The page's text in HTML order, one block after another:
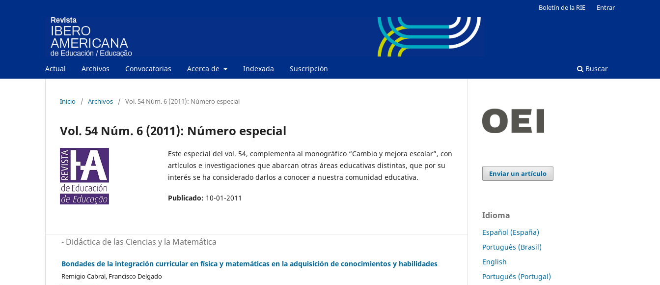
Actual Archivos Convocatorias Acerca de Indexada Suscripción Buscar
Boletín de la RIE Entrar
Inicio / Archivos / Vol. 54 Núm. 6 (2011): Número especial
Vol. 54 Núm. 6 (2011): Número especial
Este especial del vol. 54, complementa al monográfico “Cambio y mejora escolar”, con
artículos e investigaciones que abarcan otras áreas educativas distintas, que por su
interés se ha considerado darlos a conocer a nuestra comunidad educativa.
Publicado: 10-01-2011
- Didáctica de las Ciencias y la Matemática
Bondades de la integración curricular en física y matemáticas en la adquisición de conocimientos y habilidades
Remigio Cabral, Francisco Delgado
Enviar un artículo
Idioma
Español (España)
Português (Brasil)
English
Português (Portugal)